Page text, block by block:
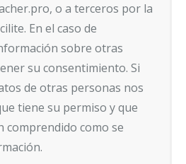
o a terceros por la
En el caso de
sobre otras
su consentimiento. Si
de otras personas nos
tiene su permiso y que
comprendido como se